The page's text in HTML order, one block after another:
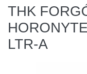
THK
LTR-A